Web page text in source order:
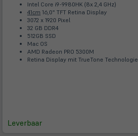
Intel Core i9-9980HK (8x 2,4 GHz)
41cm 16,0" TFT Retina Display
3072 x 1920 Pixel
32 GB DDR4
512GB SSD
Mac OS
AMD Radeon PRO 5300M
Retina Display mit TrueTone Technologie
Leverbaar